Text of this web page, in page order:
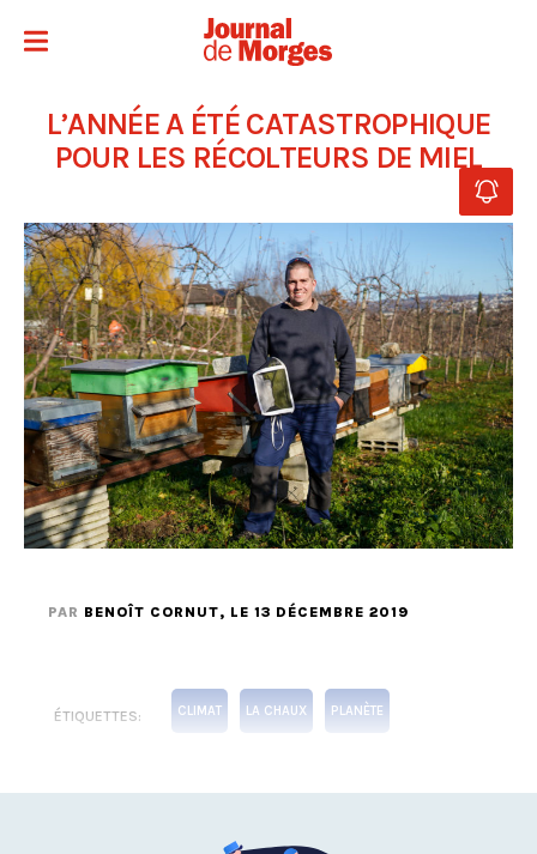
L’ANNÉE A ÉTÉ CATASTROPHIQUE
POUR LES RÉCOLTEURS DE MIEL
PAR BENOÎT CORNUT, LE 13 DÉCEMBRE 2019
ÉTIQUETTES: CLIMAT LA CHAUX PLANÈTE